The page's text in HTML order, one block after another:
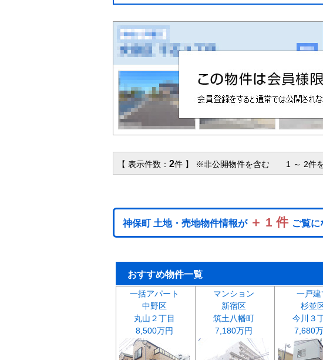
【 表示件数： 2件 】 ※非公開物件を含む 1 ～ 2件を
神保町 土地・売地物件情報が ＋ 1 件 ご覧に
おすすめ物件一覧
一括アパート
中野区
丸山２丁目
8,500万円
マンション
新宿区
筑土八幡町
7,180万円
一戸建
杉並
今川３
7,680